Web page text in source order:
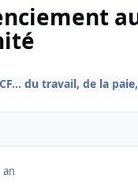
du travail, de la
an